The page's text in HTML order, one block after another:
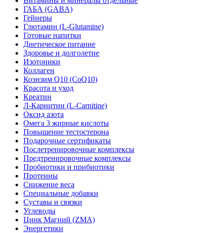
ГАБА (GABA)
Гейнеры
Глютамин (L-Glutamine)
Готовые напитки
Диетическое питание
Здоровье и долголетие
Изотоники
Коллаген
Коэнзим Q10 (CoQ10)
Красота и уход
Креатин
Л-Карнитин (L-Сarnitine)
Оксид азота
Омега 3 жирные кислоты
Повышение тестостерона
Подарочные сертификаты
Послетренировочные комплексы
Предтренировочные комплексы
Пробиотики и прибиотики
Протеины
Снижение веса
Специальные добавки
Суставы и связки
Углеводы
Цинк Магний (ZMA)
Энергетики